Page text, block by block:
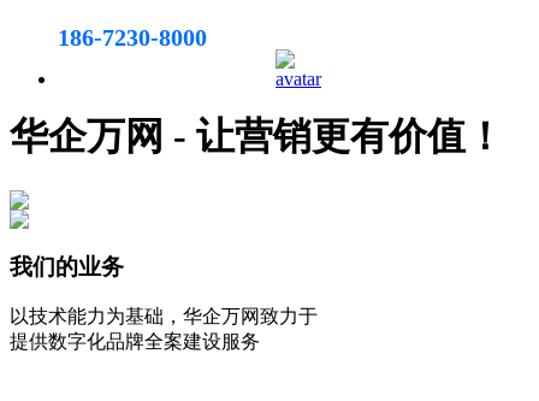
186-7230-8000
华企万网 - 让营销更有价值！
我们的业务
以技术能力为基础，华企万网致力于
提供数字化品牌全案建设服务